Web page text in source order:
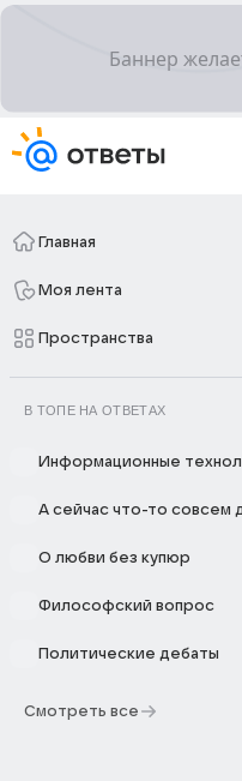
Главная
Моя лента
Пространства
В ТОПЕ НА ОТВЕТАХ
Информационные
А сейчас что-то совсем
О любви без купюр
Философский вопрос
Политические дебаты
Смотреть все